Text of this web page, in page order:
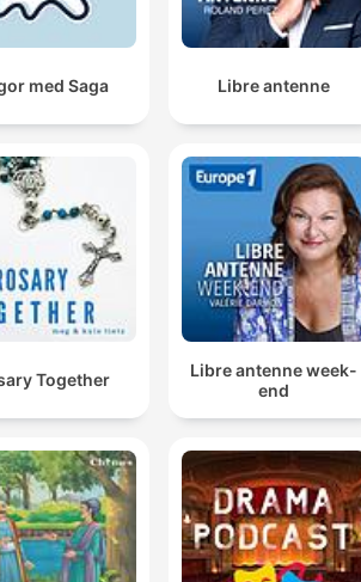
med Saga Libre antenne
Together
Libre antenne week-
end